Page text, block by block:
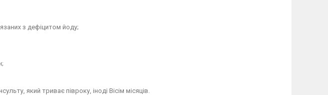
з дефіцитом йоду;
який триває півроку, іноді Вісім місяців.